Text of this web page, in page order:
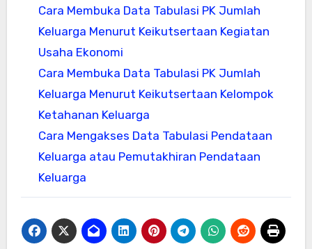
Cara Membuka Data Tabulasi PK Jumlah
Keluarga Menurut Keikutsertaan Kegiatan
Usaha Ekonomi
Cara Membuka Data Tabulasi PK Jumlah
Keluarga Menurut Keikutsertaan Kelompok
Ketahanan Keluarga
Cara Mengakses Data Tabulasi Pendataan
Keluarga atau Pemutakhiran Pendataan
Keluarga